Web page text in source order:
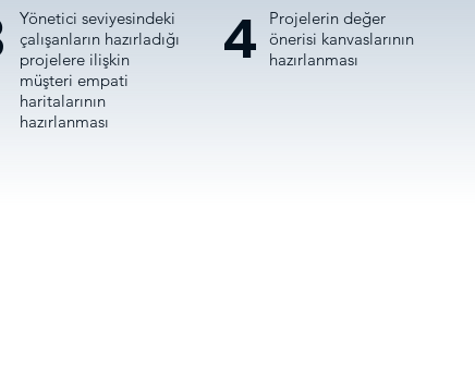
Yönetici seviyesindeki
çalışanların hazırladığı
projelere ilişkin
müşteri empati
haritalarının
hazırlanması
4
Projelerin değer
önerisi kanvaslarının
hazırlanması